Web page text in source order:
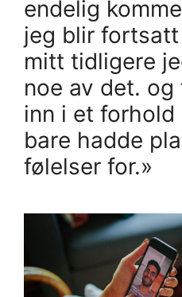
endelig
jeg blir
mitt tidligere
noe av det. og
inn i et forhold
bare hadde
følelser for.»